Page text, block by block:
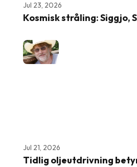
Jul 23, 2026
Kosmisk stråling: Siggjo,
Jul 21, 2026
Tidlig oljeutdrivning